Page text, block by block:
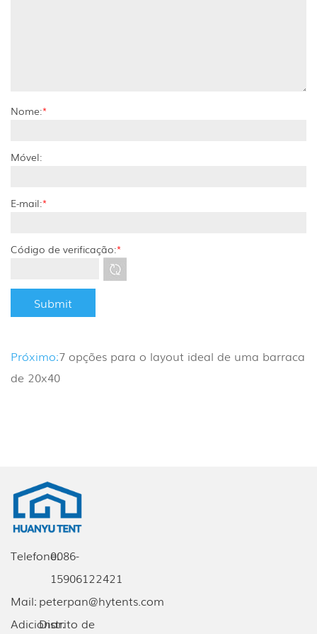
Nome:*
Móvel:
E-mail:*
Código de verificação:*
Próximo:7 opções para o layout ideal de uma barraca
de 20x40
Adicionar:Distrito de
Telefone:0086-
15906122421
Mail: peterpan@hytents.com